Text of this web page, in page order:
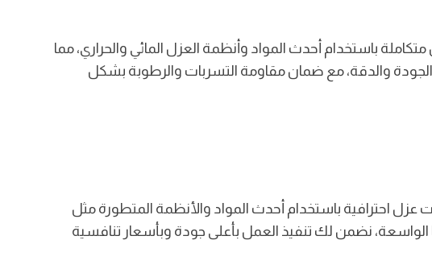
باستخدام أحدث المواد وأنظمة العزل المائي والحراري، مما
والدقة، مع ضمان مقاومة التسربات والرطوبة بشكل
عزل احترافية باستخدام أحدث المواد والأنظمة المتطورة مثل
الواسعة، نضمن لك تنفيذ العمل بأعلى جودة وبأسعار تنافسية